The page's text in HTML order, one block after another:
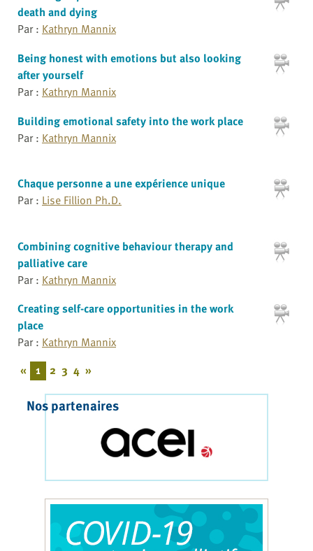
death and dying
Par : Kathryn Mannix
Being honest with emotions but also looking
after yourself
Par : Kathryn Mannix
Building emotional safety into the work place
Par : Kathryn Mannix
Chaque personne a une expérience unique
Par : Lise Fillion Ph.D.
Combining cognitive behaviour therapy and
palliative care
Par : Kathryn Mannix
Creating self-care opportunities in the work
place
Par : Kathryn Mannix
« 1 2 3 4 »
Nos partenaires